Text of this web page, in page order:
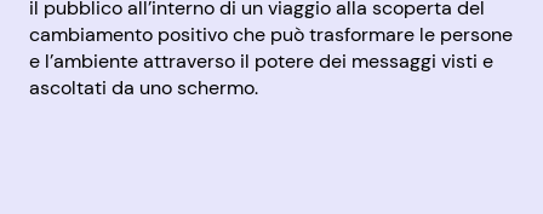
il pubblico all’interno di un viaggio alla scoperta del
cambiamento positivo che può trasformare le persone
e l’ambiente attraverso il potere dei messaggi visti e
ascoltati da uno schermo.